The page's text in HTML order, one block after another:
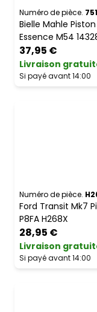
Numéro de pièce.
Bielle Mahle Piston
Essence M54
37,95 €
Livraison
Si payé avant 14:00
Numéro de pièce.
Ford Transit Mk7
P8FA H268X
28,95 €
Livraison
Si payé avant 14:00